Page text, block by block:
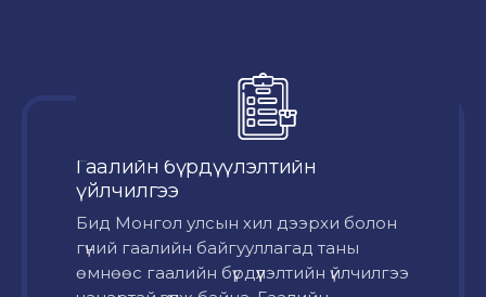
Гаалийн бүрдүүлэлтийн
үйлчилгээ
Бид Монгол улсын хил дээрхи болон
гүний гаалийн байгууллагад таны
өмнөөс гаалийн бүрдүүлэлтийн үйлчилгээ